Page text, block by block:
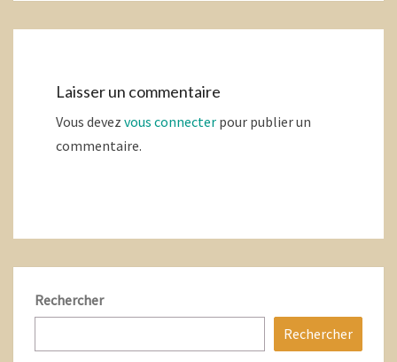
Laisser un commentaire
Vous devez vous connecter pour publier un
commentaire.
Rechercher
Rechercher